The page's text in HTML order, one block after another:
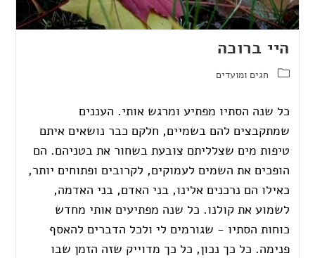
היי ברוכה
חגים ומועדים
כל שנה הסתיו מפתיע ומרגש אותי. העננים
שמתקבצים להם בשמיים, חלקם כבר נושאים איתם
טיפות מים שצלליתם צובעת בשחור את בטניהם. הם
הופכים את השמים לעמוקים, לקרובים ופתוחים יותר,
כאילו הם נרכנים אלינו, בני האדם, בני האדמה,
לשמוע את קולנו. כל שנה מפתיעים אותי מחדש
כוחות הסתיו - שגורמים לי ולכל הדברים להאסף
פנימה. כל כך נכון, כל כך מדוייק שזה הזמן שבו